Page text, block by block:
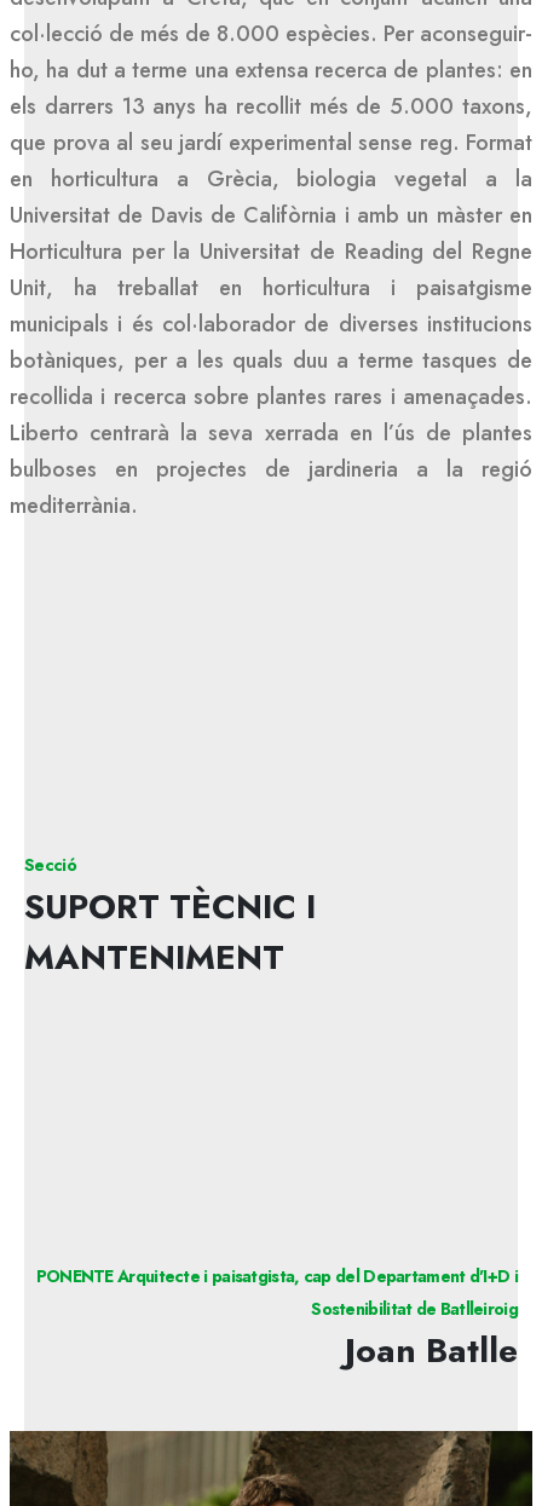
col·lecció de més de 8.000 espècies. Per aconseguir-
ho, ha dut a terme una extensa recerca de plantes: en
els darrers 13 anys ha recollit més de 5.000 taxons,
que prova al seu jardí experimental sense reg. Format
en horticultura a Grècia, biologia vegetal a la
Universitat de Davis de Califòrnia i amb un màster en
Horticultura per la Universitat de Reading del Regne
Unit, ha treballat en horticultura i paisatgisme
municipals i és col·laborador de diverses institucions
botàniques, per a les quals duu a terme tasques de
recollida i recerca sobre plantes rares i amenaçades.
Liberto centrarà la seva xerrada en l’ús de plantes
bulboses en projectes de jardineria a la regió
mediterrània.
Secció
SUPORT TÈCNIC I
MANTENIMENT
PONENTE Arquitecte i paisatgista, cap del Departament d'I+D i
Sostenibilitat de Batlleiroig
Joan Batlle